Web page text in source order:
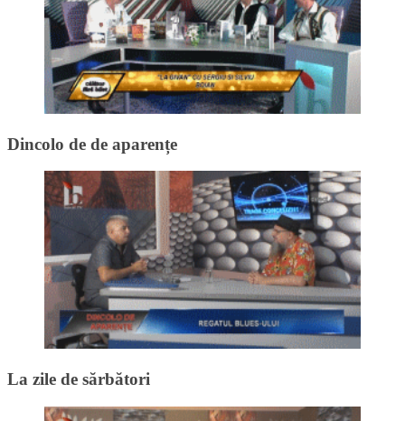
Dincolo de de aparențe
La zile de sărbători